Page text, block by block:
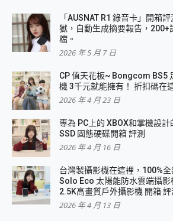
「AUSNAT R1 錄音卡」開箱
獄，自動生成摘要報告，200+
檔。
2026 年 5 月 7 日
CP 值天花板~ Bongcom BS5
機 3千元就能擁有！ 折扣碼在
2026 年 4 月 23 日
專為 PC上的 XBOX和掌機設
SSD 固態硬碟開箱 評測
2026 年 4 月 16 日
台灣製攝影機在這裡，100%
Solo Eco 太陽能防水雲端攝
2.5K高畫質戶外攝影機 開箱 評
2026 年 4 月 13 日